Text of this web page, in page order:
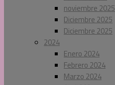
noviembre 2025
Diciembre 2025
Diciembre 2025
2024
Enero 2024
Febrero 2024
Marzo 2024